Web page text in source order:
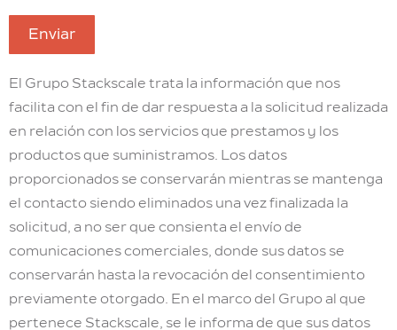
Enviar
El Grupo Stackscale trata la información que nos
facilita con el fin de dar respuesta a la solicitud realizada
en relación con los servicios que prestamos y los
productos que suministramos. Los datos
proporcionados se conservarán mientras se mantenga
el contacto siendo eliminados una vez finalizada la
solicitud, a no ser que consienta el envío de
comunicaciones comerciales, donde sus datos se
conservarán hasta la revocación del consentimiento
previamente otorgado. En el marco del Grupo al que
pertenece Stackscale, se le informa de que sus datos